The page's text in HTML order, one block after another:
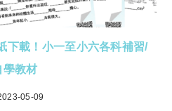
下載！小一至小六各科補習/
學教材
05-09